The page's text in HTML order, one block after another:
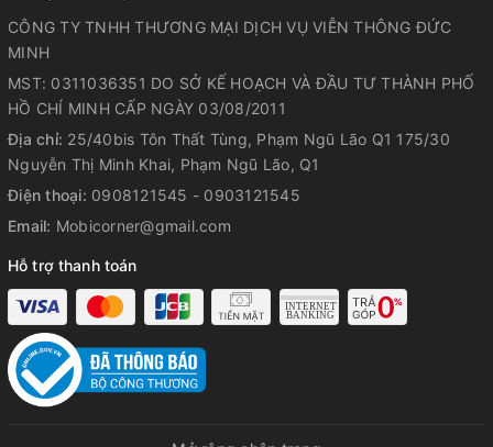
CÔNG TY TNHH THƯƠNG MẠI DỊCH VỤ VIỄN THÔNG ĐỨC
MINH
MST: 0311036351 DO SỞ KẾ HOẠCH VÀ ĐẦU TƯ THÀNH PHỐ
HỒ CHÍ MINH CẤP NGÀY 03/08/2011
Địa chỉ: 25/40bis Tôn Thất Tùng, Phạm Ngũ Lão Q1 175/30
Nguyễn Thị Minh Khai, Phạm Ngũ Lão, Q1
Điện thoại: 0908121545 - 0903121545
Email: Mobicorner@gmail.com
Hỗ trợ thanh toán